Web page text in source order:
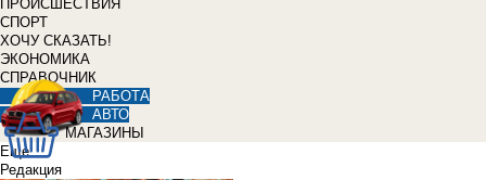
ПРОИСШЕСТВИЯ
СПОРТ
ХОЧУ СКАЗАТЬ!
ЭКОНОМИКА
СПРАВОЧНИК
РАБОТА
АВТО
МАГАЗИНЫ
Еще
Редакция